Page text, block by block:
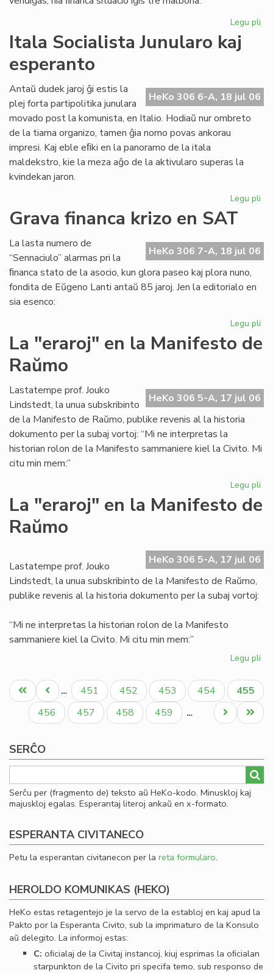
Legu pli
Itala Socialista Junularo kaj
esperanto
HeKo 306 6-A, 18 jul 06
Antaŭ dudek jaroj ĝi estis la
plej forta partipolitika junulara
movado post la komunista, en Italio. Hodiaŭ nur ombreto
de la tiama organizo, tamen ĝia nomo povas ankorau
impresi. Kaj eble eﬁki en la panoramo de la itala
maldekstro, kie la meza aĝo de la aktivularo superas la
kvindekan jaron.
Legu pli
Grava financa krizo en SAT
HeKo 306 7-A, 18 jul 06
La lasta numero de
“Sennaciulo” alarmas pri la
ﬁnanca stato de la asocio, kun glora paseo kaj plora nuno,
fondita de Eŭgeno Lanti antaŭ 85 jaroj. Jen la editorialo en
sia esenco:
Legu pli
La "eraroj" en la Manifesto de
Raŭmo
HeKo 306 5-A, 17 jul 06
Lastatempe prof. Jouko
Lindstedt, la unua subskribinto
de la Manifesto de Raŭmo, publike revenis al la historia
dokumento per la subaj vortoj: “Mi ne interpretas la
historian rolon de la Manifesto sammaniere kiel la Civito. Mi
citu min mem:”
Legu pli
La "eraroj" en la Manifesto de
Raŭmo
HeKo 306 5-A, 17 jul 06
Lastatempe prof. Jouko
Lindstedt, la unua subskribinto de la Manifesto de Raŭmo,
publike revenis al la historia dokumento per la subaj vortoj:
“Mi ne interpretas la historian rolon de la Manifesto
sammaniere kiel la Civito. Mi citu min mem:”
Legu pli
en
la
Pagination
Unua
paĝo
Antaŭa
paĝo
… Paĝo
451 Paĝo
452 Paĝo
453 Paĝo
454
Aktuala
paĝo
455
Paĝo
456 Paĝo
457 Paĝo
458 Paĝo
459 …
Last
page
Next
page
SERĈO
Serĉu per (fragmento de) teksto aŭ HeKo-kodo. Minuskloj kaj
majuskloj egalas. Esperantaj literoj ankaŭ en x-formato.
ESPERANTA CIVITANECO
Petu la esperantan civitanecon per la reta formularo.
HEROLDO KOMUNIKAS (HEKO)
HeKo estas retagentejo je la servo de la establoj en kaj apud la
Pakto por la Esperanta Civito, sub la imprimaturo de la Konsulo
aŭ delegito. La informoj estas:
C: oﬁcialaj de la Civitaj instancoj, kiuj esprimas la oﬁcialan
starpunkton de la Civito pri specifa temo, sub responso de